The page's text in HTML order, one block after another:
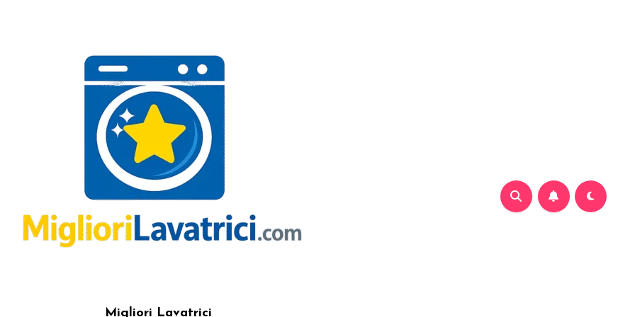
Migliori Lavatrici